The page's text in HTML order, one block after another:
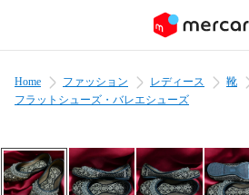
Home ファッション レディース 靴
フラットシューズ・バレエシューズ